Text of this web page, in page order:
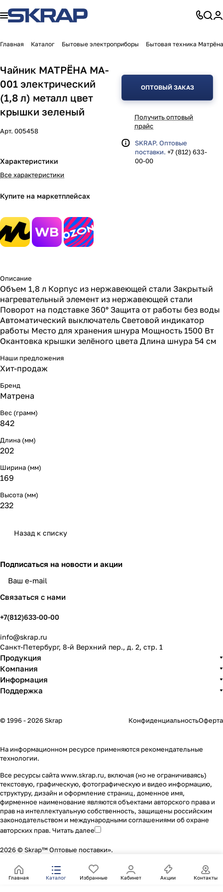
Главная Каталог Бытовые электроприборы Бытовая техника Матрёна
Чайник МАТРЁНА MA-
001 электрический
(1,8 л) металл цвет
крышки зеленый
Арт. 005458
Характеристики
Все характеристики
Купите на маркетплейсах
ОПТОВЫЙ ЗАКАЗ
Получить оптовый
прайс
SKRAP. Оптовые
поставки. +7 (812) 633-
00-00
Описание
Объем 1,8 л Корпус из нержавеющей стали Закрытый
нагревательный элемент из нержавеющей стали
Поворот на подставке 360° Защита от работы без воды
Автоматический выключатель Световой индикатор
работы Место для хранения шнура Мощность 1500 Вт
Окантовка крышки зелёного цвета Длина шнура 54 см
Наши предложения
Хит-продаж
Бренд
Матрена
Вес (грамм)
842
Длина (мм)
202
Ширина (мм)
169
Высота (мм)
232
Назад к списку
Подписаться на новости и акции
Связаться с нами
+7(812)633-00-00
info@skrap.ru
Санкт-Петербург, 8-й Верхний пер., д. 2, стр. 1
Продукция
Компания
Информация
Поддержка
© 1996 - 2026 Skrap КонфиденциальностьОферта
На информационном ресурсе применяются рекомендательные
технологии.
Все ресурсы сайта www.skrap.ru, включая (но не ограничиваясь)
текстовую, графическую, фотографическую и видео информацию,
структуру, дизайн и оформление страниц, доменное имя,
фирменное наименование являются объектами авторского права и
прав на интеллектуальную собственность, защищены российским
законодательством и международными соглашениями об охране
авторских прав. Читать далее
2026 © Skrap™ Оптовые поставки».
Главная Каталог Избранные Кабинет Акции Контакты